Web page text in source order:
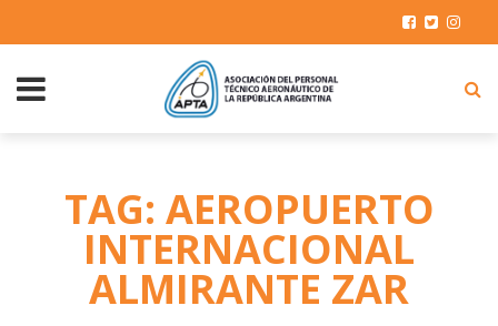
TAG: AEROPUERTO
INTERNACIONAL
ALMIRANTE ZAR